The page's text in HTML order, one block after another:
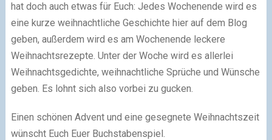
hat doch auch etwas für Euch: Jedes Wochenende wird es
eine kurze weihnachtliche Geschichte hier auf dem Blog
geben, außerdem wird es am Wochenende leckere
Weihnachtsrezepte. Unter der Woche wird es allerlei
Weihnachtsgedichte, weihnachtliche Sprüche und Wünsche
geben. Es lohnt sich also vorbei zu gucken.
Einen schönen Advent und eine gesegnete Weihnachtszeit
wünscht Euch Euer Buchstabenspiel.